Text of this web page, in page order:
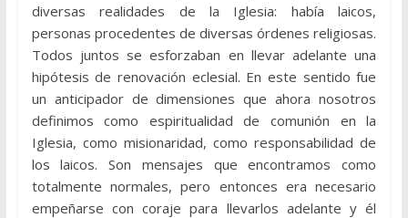
diversas realidades de la Iglesia: había laicos,
personas procedentes de diversas órdenes religiosas.
Todos juntos se esforzaban en llevar adelante una
hipótesis de renovación eclesial. En este sentido fue
un anticipador de dimensiones que ahora nosotros
definimos como espiritualidad de comunión en la
Iglesia, como misionaridad, como responsabilidad de
los laicos. Son mensajes que encontramos como
totalmente normales, pero entonces era necesario
empeñarse con coraje para llevarlos adelante y él